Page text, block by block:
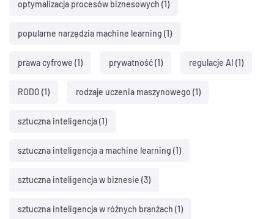
optymalizacja procesów biznesowych (1)
popularne narzędzia machine learning (1)
prawa cyfrowe (1) prywatność(1) regulacje AI (1)
RODO (1) rodzaje uczenia maszynowego (1)
sztuczna inteligencja(1)
sztuczna inteligencja a machine learning (1)
sztuczna inteligencja w biznesie (3)
sztuczna inteligencja w różnych branżach (1)